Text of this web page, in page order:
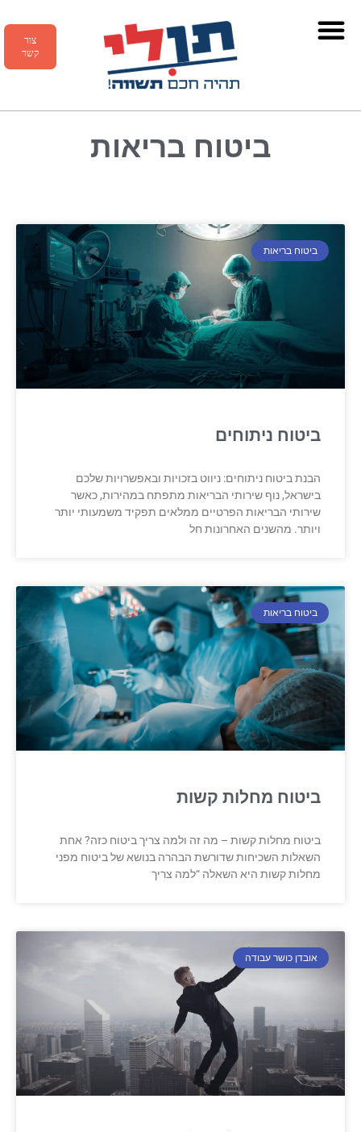
צור
קשר
ביטוח בריאות
ביטוח בריאות
ביטוח ניתוחים
הבנת ביטוח ניתוחים: ניווט בזכויות ובאפשרויות שלכם
בישראל, נוף שירותי הבריאות מתפתח במהירות, כאשר
שירותי הבריאות הפרטיים ממלאים תפקיד משמעותי יותר
ויותר. מהשנים האחרונות חל
ביטוח בריאות
ביטוח מחלות קשות
ביטוח מחלות קשות – מה זה ולמה צריך ביטוח כזה? אחת
השאלות השכיחות שדורשת הבהרה בנושא של ביטוח מפני
מחלות קשות היא השאלה “למה צריך
אובדן כושר עבודה